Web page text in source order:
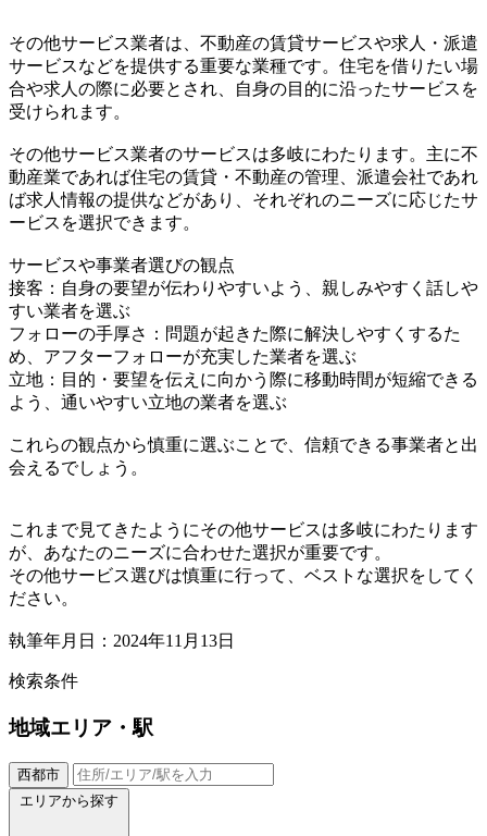
その他サービス業者は、不動産の賃貸サービスや求人・派遣
サービスなどを提供する重要な業種です。住宅を借りたい場
合や求人の際に必要とされ、自身の目的に沿ったサービスを
受けられます。
その他サービス業者のサービスは多岐にわたります。主に不
動産業であれば住宅の賃貸・不動産の管理、派遣会社であれ
ば求人情報の提供などがあり、それぞれのニーズに応じたサ
ービスを選択できます。
サービスや事業者選びの観点
接客：自身の要望が伝わりやすいよう、親しみやすく話しや
すい業者を選ぶ
フォローの手厚さ：問題が起きた際に解決しやすくするた
め、アフターフォローが充実した業者を選ぶ
立地：目的・要望を伝えに向かう際に移動時間が短縮できる
よう、通いやすい立地の業者を選ぶ
これらの観点から慎重に選ぶことで、信頼できる事業者と出
会えるでしょう。
これまで見てきたようにその他サービスは多岐にわたります
が、あなたのニーズに合わせた選択が重要です。
その他サービス選びは慎重に行って、ベストな選択をしてく
ださい。
執筆年月日：2024年11月13日
検索条件
地域エリア・駅
西都市
エリアから探す